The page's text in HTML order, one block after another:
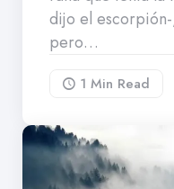
dijo el
pero…
1 Min Read